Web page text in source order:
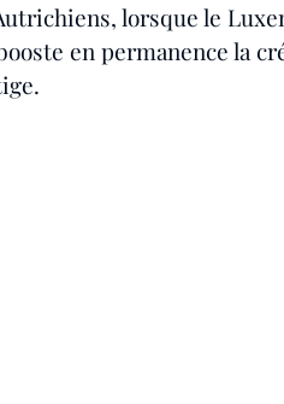
lorsque le
en permanence la